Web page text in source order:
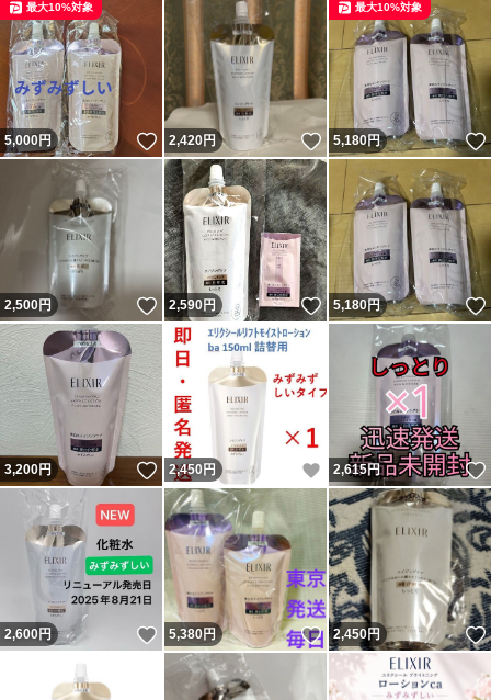
5,000円 いいね！
最大10%対象
2,420円 いいね！
5,180円
最大10%対象
2,500円 いいね！
2,590円 いいね！
5,180円
3,200円 いいね！
2,450 円 いいね！
2,615円
2,600円 いいね！
5,380円 いいね！
2,450円